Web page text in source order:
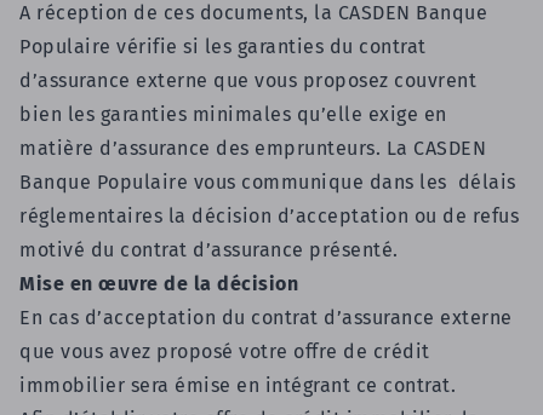
A réception de ces documents, la CASDEN Banque
Populaire vérifie si les garanties du contrat
d’assurance externe que vous proposez couvrent
bien les garanties minimales qu’elle exige en
matière d’assurance des emprunteurs. La CASDEN
Banque Populaire vous communique dans les délais
réglementaires la décision d’acceptation ou de refus
motivé du contrat d’assurance présenté.
Mise en œuvre de la décision
En cas d’acceptation du contrat d’assurance externe
que vous avez proposé votre offre de crédit
immobilier sera émise en intégrant ce contrat.